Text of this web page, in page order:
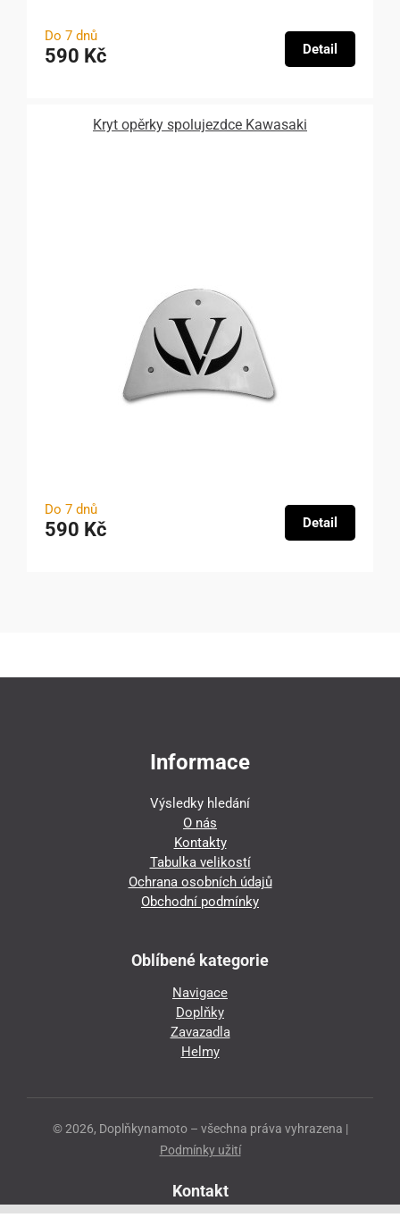
Do 7 dnů
590 Kč Detail
Kryt opěrky spolujezdce Kawasaki
Do 7 dnů
590 Kč Detail
Informace
Výsledky hledání
O nás
Kontakty
Tabulka velikostí
Ochrana osobních údajů
Obchodní podmínky
Oblíbené kategorie
Navigace
Doplňky
Zavazadla
Helmy
© 2026, Doplňkynamoto – všechna práva vyhrazena |
Podmínky užití
Kontakt